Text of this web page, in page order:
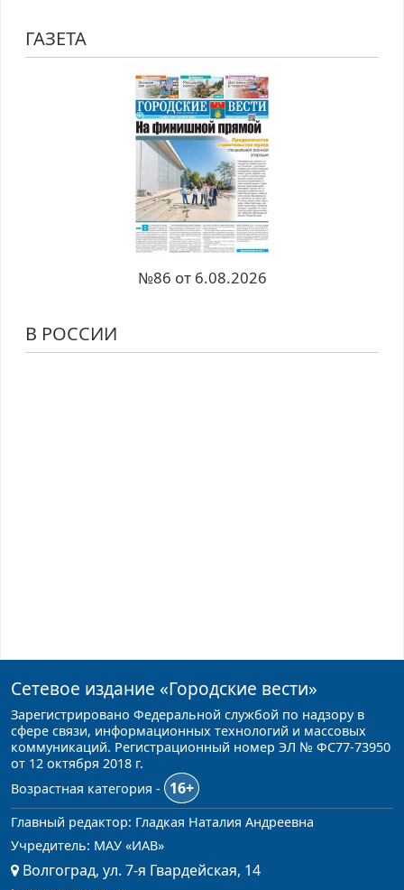
ГАЗЕТА
№86 от 6.08.2026
В РОССИИ
Сетевое издание «Городские вести»
Зарегистрировано Федеральной службой по надзору в
сфере связи, информационных технологий и массовых
коммуникаций. Регистрационный номер ЭЛ № ФС77-73950
от 12 октября 2018 г.
Возрастная категория -
16+
Главный редактор: Гладкая Наталия Андреевна
Учредитель: МАУ «ИАВ»
Волгоград, ул. 7-я Гвардейская, 14